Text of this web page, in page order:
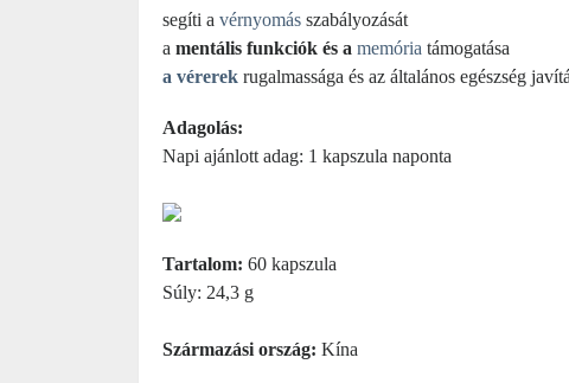
segíti a vérnyomás szabályozását
a mentális funkciók és a memória támogatása
a vérerek rugalmassága és az általános egészség
Adagolás:
Napi ajánlott adag: 1 kapszula naponta
Tartalom: 60 kapszula
Súly: 24,3 g
Származási ország: Kína